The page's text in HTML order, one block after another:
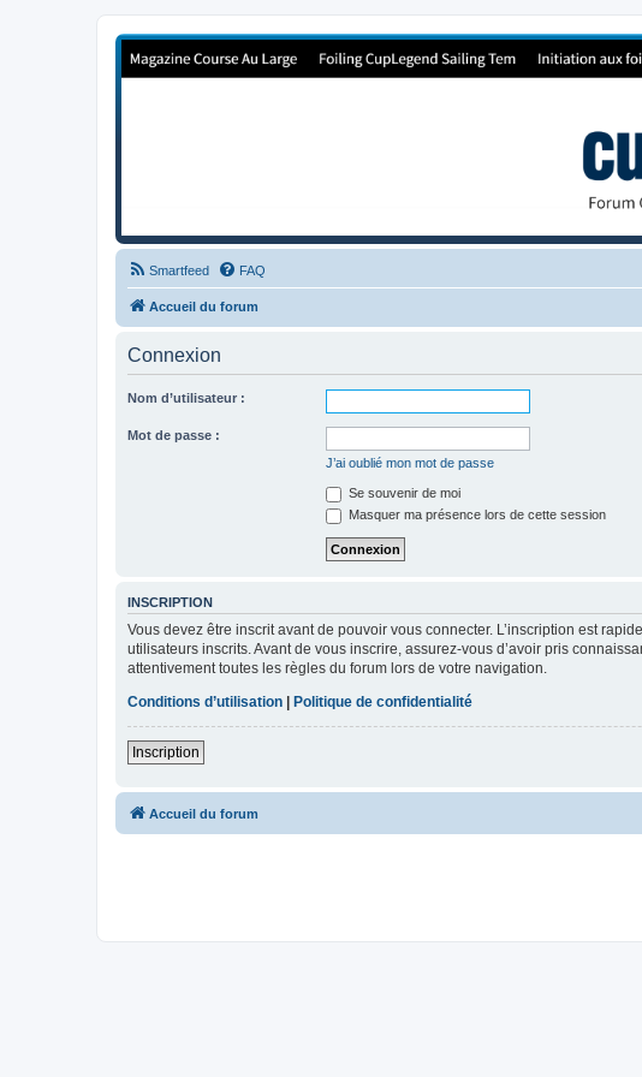
Forum de Cup In Europe
Smartfeed FAQ
Accueil du forum
Connexion
Nom d’utilisateur :
Mot de passe :
J’ai oublié mon mot de passe
Se souvenir de moi
Masquer ma présence lors de cette session
INSCRIPTION
Vous devez être inscrit avant de pouvoir vous connecter. L’inscription est
utilisateurs inscrits. Avant de vous inscrire, assurez-vous d’avoir pris
attentivement toutes les règles du forum lors de votre navigation.
Conditions d’utilisation
Politique de confidentialité
Inscription
Accueil du forum